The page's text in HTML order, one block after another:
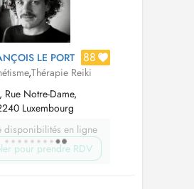
LE PORT 88
,Thérapie Reiki
Rue Notre-Dame,
Luxembourg
disponibilités en ligne
pour prendre RDV